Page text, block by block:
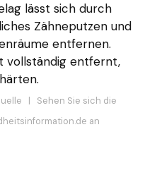
lässt sich durch
Zähneputzen und
entfernen.
vollständig entfernt,
| Sehen Sie sich die
an